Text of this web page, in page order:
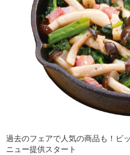
過去のフェアで人気の商品も！ビ
ニュー提供スタート